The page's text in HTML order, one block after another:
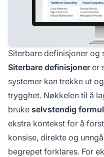
Siterbare definisjoner og
Siterbare definisjonerer
systemer kan trekke ut
trygghet. Nøkkelen til å
bruke selvstendig
ekstra kontekst for å
konsise, direkte og
begrepet forklares. For